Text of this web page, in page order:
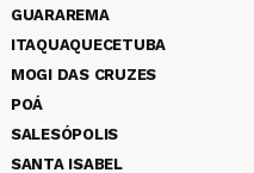
GUARAREMA
ITAQUAQUECETUBA
MOGI DAS CRUZES
POÁ
SALESÓPOLIS
SANTA ISABEL